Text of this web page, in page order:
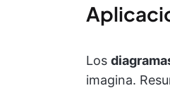
Los
imagina.